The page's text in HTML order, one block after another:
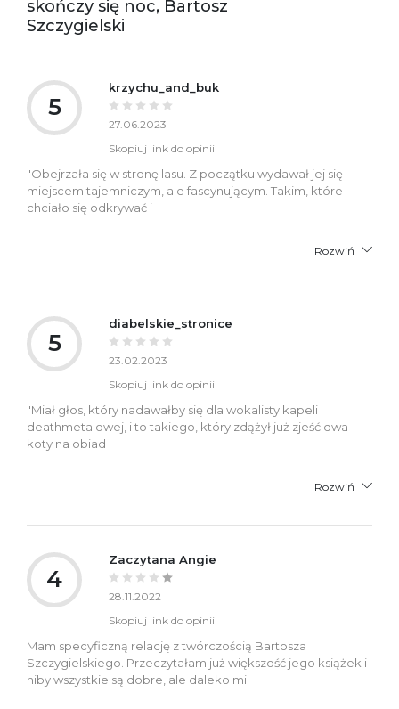
skończy się noc, Bartosz
Szczygielski
5
krzychu_and_buk
27.06.2023
Skopiuj link do opinii
"Obejrzała się w stronę lasu. Z początku wydawał jej się
miejscem tajemniczym, ale fascynującym. Takim, które
chciało się odkrywać i
Rozwiń
5
diabelskie_stronice
23.02.2023
Skopiuj link do opinii
"Miał głos, który nadawałby się dla wokalisty kapeli
deathmetalowej, i to takiego, który zdążył już zjeść dwa
koty na obiad
Rozwiń
4
Zaczytana Angie
28.11.2022
Skopiuj link do opinii
Mam specyficzną relację z twórczością Bartosza
Szczygielskiego. Przeczytałam już większość jego książek i
niby wszystkie są dobre, ale daleko mi